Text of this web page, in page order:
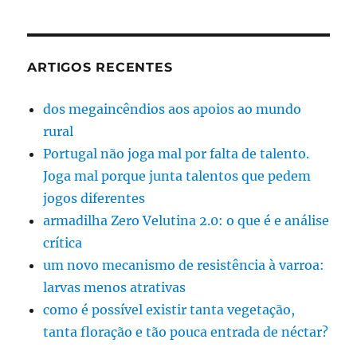
ARTIGOS RECENTES
dos megaincêndios aos apoios ao mundo
rural
Portugal não joga mal por falta de talento.
Joga mal porque junta talentos que pedem
jogos diferentes
armadilha Zero Velutina 2.0: o que é e análise
crítica
um novo mecanismo de resistência à varroa:
larvas menos atrativas
como é possível existir tanta vegetação,
tanta floração e tão pouca entrada de néctar?